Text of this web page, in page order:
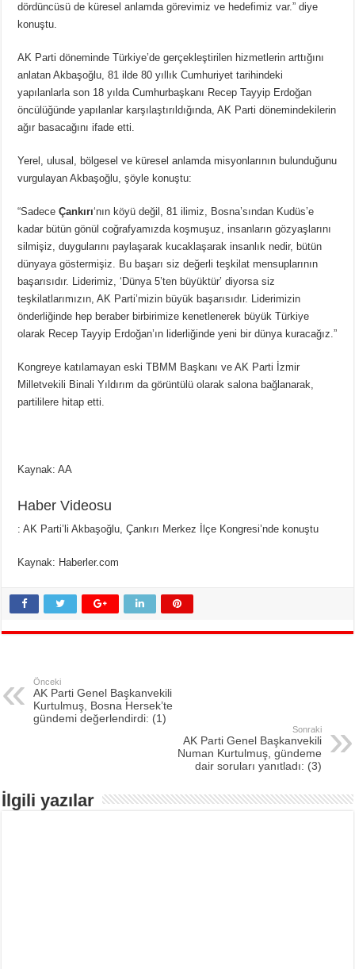
dördüncüsü de küresel anlamda görevimiz ve hedefimiz var.” diye
konuştu.
AK Parti döneminde Türkiye’de gerçekleştirilen hizmetlerin arttığını
anlatan Akbaşoğlu, 81 ilde 80 yıllık Cumhuriyet tarihindeki
yapılanlarla son 18 yılda Cumhurbaşkanı Recep Tayyip Erdoğan
öncülüğünde yapılanlar karşılaştırıldığında, AK Parti dönemindekilerin
ağır basacağını ifade etti.
Yerel, ulusal, bölgesel ve küresel anlamda misyonlarının bulunduğunu
vurgulayan Akbaşoğlu, şöyle konuştu:
“SadeceÇankırı‘nın köyü değil, 81 ilimiz, Bosna’sından Kudüs’e
kadar bütün gönül coğrafyamızda koşmuşuz, insanların gözyaşlarını
silmişiz, duygularını paylaşarak kucaklaşarak insanlık nedir, bütün
dünyaya göstermişiz. Bu başarı siz değerli teşkilat mensuplarının
başarısıdır. Liderimiz, ‘Dünya 5’ten büyüktür’ diyorsa siz
teşkilatlarımızın, AK Parti’mizin büyük başarısıdır. Liderimizin
önderliğinde hep beraber birbirimize kenetlenerek büyük Türkiye
olarak Recep Tayyip Erdoğan’ın liderliğinde yeni bir dünya kuracağız.”
Kongreye katılamayan eski TBMM Başkanı ve AK Parti İzmir
Milletvekili Binali Yıldırım da görüntülü olarak salona bağlanarak,
partililere hitap etti.
Kaynak: AA
Haber Videosu
: AK Parti’li Akbaşoğlu, Çankırı Merkez İlçe Kongresi’nde konuştu
Kaynak: Haberler.com
Önceki
AK Parti Genel Başkanvekili
Kurtulmuş, Bosna Hersek’te
gündemi değerlendirdi: (1)
Sonraki
AK Parti Genel Başkanvekili
Numan Kurtulmuş, gündeme
dair soruları yanıtladı: (3)
İlgili yazılar